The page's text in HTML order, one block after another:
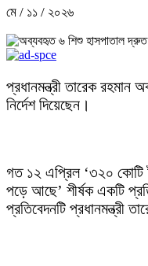
মে / ১১ / ২০২৬
প্রধানমন্ত্রী তারেক
নির্দেশ দিয়েছেন।
গত ১২ এপ্রিল ‘৩২০ কোটি
পড়ে আছে’ শীর্ষক একটি
প্রতিবেদনটি প্রধানমন্ত্রী